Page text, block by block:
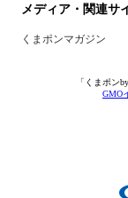
メディア・関連サ
くまポンマガジン
「くまポン
GMO